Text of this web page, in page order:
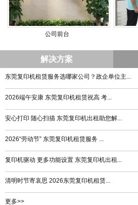
公司前台
解决方案
东莞复印机租赁服务选哪家公司？政企单位主...
2026端午安康 东莞复印机租赁祝高 考...
安心打印 随心扫描 东莞复印机出租助您解...
2026“劳动节” 东莞复印机租赁服务 ...
复印机驱动 更多功能设置 东莞复印机出租...
清明时节寄哀思 2026东莞复印机租赁...
更多>>